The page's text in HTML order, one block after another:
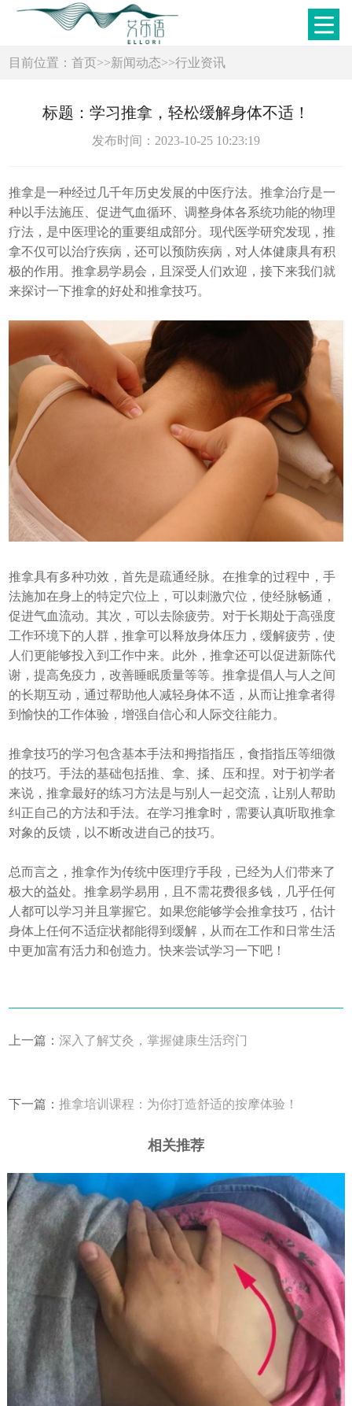
目前位置：首页>>新闻动态>>行业资讯
标题：学习推拿，轻松缓解身体不适！
发布时间：2023-10-25 10:23:19
推拿是一种经过几千年历史发展的中医疗法。推拿治疗是一
种以手法施压、促进气血循环、调整身体各系统功能的物理
疗法，是中医理论的重要组成部分。现代医学研究发现，推
拿不仅可以治疗疾病，还可以预防疾病，对人体健康具有积
极的作用。推拿易学易会，且深受人们欢迎，接下来我们就
来探讨一下推拿的好处和推拿技巧。
推拿具有多种功效，首先是疏通经脉。在推拿的过程中，手
法施加在身上的特定穴位上，可以刺激穴位，使经脉畅通，
促进气血流动。其次，可以去除疲劳。对于长期处于高强度
工作环境下的人群，推拿可以释放身体压力，缓解疲劳，使
人们更能够投入到工作中来。此外，推拿还可以促进新陈代
谢，提高免疫力，改善睡眠质量等等。推拿提倡人与人之间
的长期互动，通过帮助他人减轻身体不适，从而让推拿者得
到愉快的工作体验，增强自信心和人际交往能力。
推拿技巧的学习包含基本手法和拇指指压，食指指压等细微
的技巧。手法的基础包括推、拿、揉、压和捏。对于初学者
来说，推拿最好的练习方法是与别人一起交流，让别人帮助
纠正自己的方法和手法。在学习推拿时，需要认真听取推拿
对象的反馈，以不断改进自己的技巧。
总而言之，推拿作为传统中医理疗手段，已经为人们带来了
极大的益处。推拿易学易用，且不需花费很多钱，几乎任何
人都可以学习并且掌握它。如果您能够学会推拿技巧，估计
身体上任何不适症状都能得到缓解，从而在工作和日常生活
中更加富有活力和创造力。快来尝试学习一下吧！
上一篇：深入了解艾灸，掌握健康生活窍门
下一篇：推拿培训课程：为你打造舒适的按摩体验！
相关推荐